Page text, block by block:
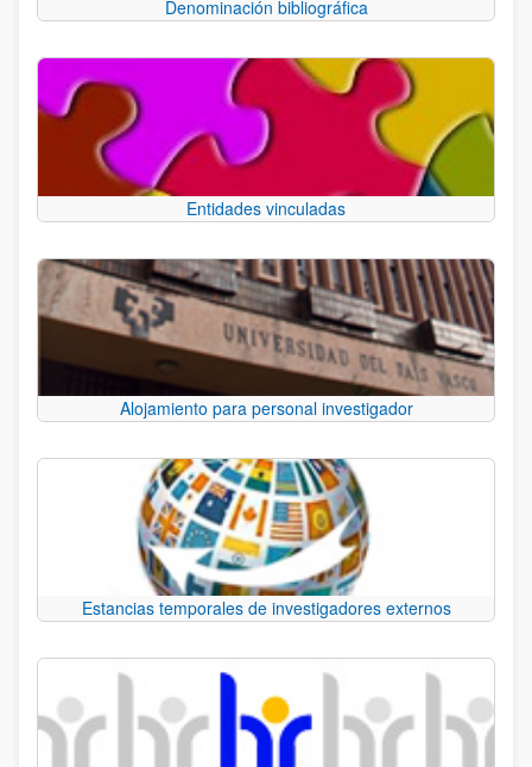
Denominación bibliográfica
Entidades vinculadas
Alojamiento para personal investigador
Estancias temporales de investigadores externos